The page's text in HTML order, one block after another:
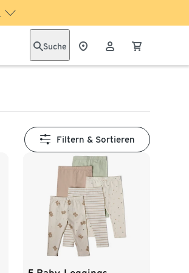
Suche
Filtern & Sortieren